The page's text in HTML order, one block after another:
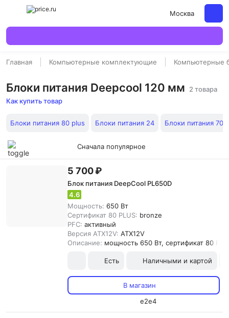
Москва
Главная Компьютерные комплектующие Компьютерные
Блоки питания Deepcool 120 мм
2 товара
Как купить товар
Блоки питания 80 plus Блоки питания 24 Блоки питания 700
Сначала популярное
5 700 ₽
Блок питания DeepCool PL650D
4.6
Мощность: 650 Вт
Сертификат 80 PLUS: bronze
PFC: активный
Версия ATX12V: ATX12V
Описание: мощность 650 Вт, сертификат 80
Есть Наличными и картой
В магазин
e2e4